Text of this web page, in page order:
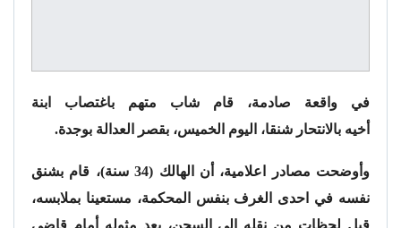
في واقعة صادمة، قام شاب متهم باغتصاب ابنة
أخيه بالانتحار شنقا، اليوم الخميس، بقصر العدالة بوجدة.
وأوضحت مصادر اعلامية، أن الهالك (34 سنة)، قام بشنق
نفسه في احدى الغرف بنفس المحكمة، مستعينا بملابسه،
قبل لحظات من نقله الى السجن، بعد مثوله أمام قاضي